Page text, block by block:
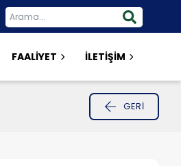
FAALİYET İLETİŞİM
GERI